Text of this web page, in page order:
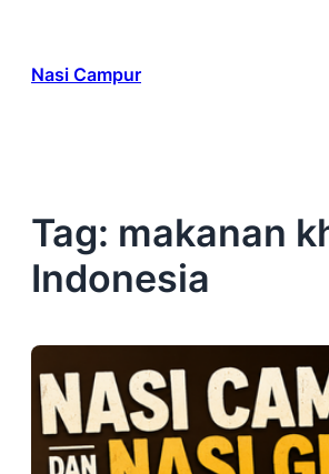
content
Nasi Campur
Tag: makanan
Indonesia